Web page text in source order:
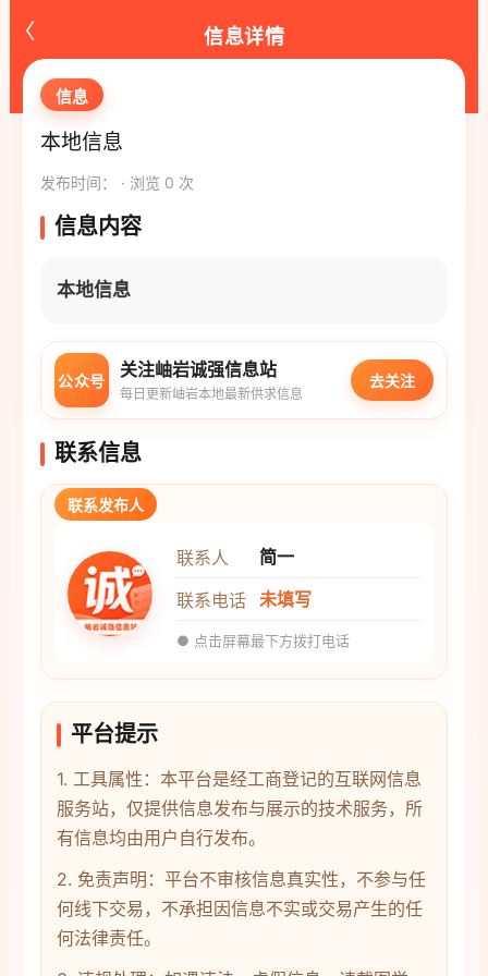
‹ 信息详情
信息
本地信息
发布时间： · 浏览 0 次
信息内容
本地信息
公众号
关注岫岩诚强信息站
每日更新岫岩本地最新供求信息
去关注
联系信息
联系发布人
联系人
简一
联系电话 未填写
● 点击屏幕最下方拨打电话
平台提示
1. 工具属性：本平台是经工商登记的互联网信息
服务站，仅提供信息发布与展示的技术服务，所
有信息均由用户自行发布。
2. 免责声明：平台不审核信息真实性，不参与任
何线下交易，不承担因信息不实或交易产生的任
何法律责任。